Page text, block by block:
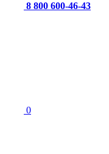
8 800 600-46-43
0